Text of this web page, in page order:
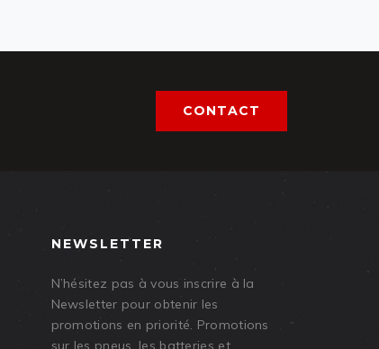
CONTACT
NEWSLETTER
N’hésitez pas à vous inscrire à la
Newsletter pour obtenir les
promotions en priorité. Promotions
sur les pneus, les batteries et